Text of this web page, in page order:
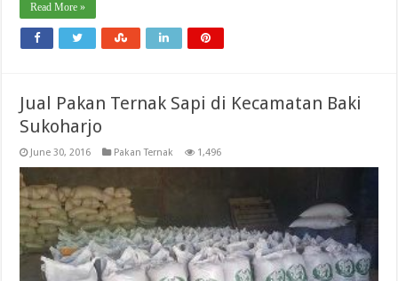
Read More »
Jual Pakan Ternak Sapi di Kecamatan Baki
Sukoharjo
June 30, 2016 Pakan Ternak 1,496